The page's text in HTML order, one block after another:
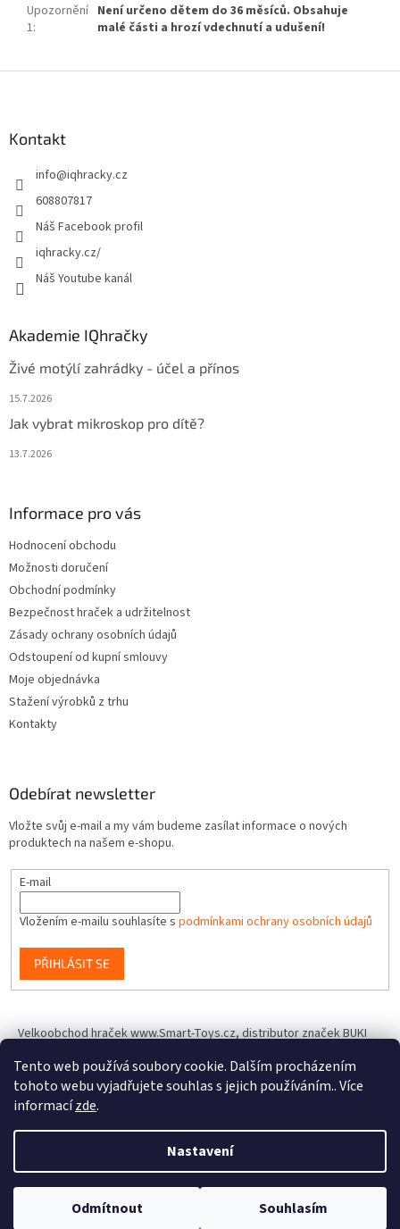
Tento web používá soubory cookie. Dalším procházením
tohoto webu vyjadřujete souhlas s jejich používáním.. Více
informacízde.
Nastavení
Odmítnout Souhlasím
Upozornění
1:
Není určeno dětem do 36 měsíců. Obsahuje
malé části a hrozí vdechnutí a udušení!
Kontakt
info@iqhracky.cz
608807817
Náš Facebook profil
iqhracky.cz/
Náš Youtube kanál
Akademie IQhračky
Živé motýlí zahrádky - účel a přínos
15.7.2026
Jak vybrat mikroskop pro dítě?
13.7.2026
Informace pro vás
Hodnocení obchodu
Možnosti doručení
Obchodní podmínky
Bezpečnost hraček a udržitelnost
Zásady ochrany osobních údajů
Odstoupení od kupní smlouvy
Moje objednávka
Stažení výrobků z trhu
Kontakty
Odebírat newsletter
Vložte svůj e-mail a my vám budeme zasílat informace o nových
produktech na našem e-shopu.
E-mail
Vložením e-mailu souhlasíte s podmínkami ochrany osobních údajů
PŘIHLÁSIT SE
Velkoobchod hraček www.Smart-Toys.cz, distributor značek BUKI
Copyright 2026IQhracky.cz. Všechna práva vyhrazena.Upravit